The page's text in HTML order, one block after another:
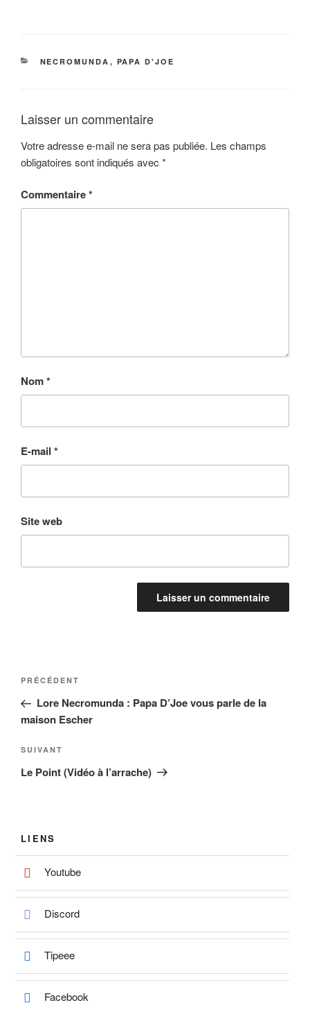
CATÉGORIES
NECROMUNDA , PAPA D'JOE
Laisser un commentaire
Votre adresse e-mail ne sera pas publiée. Les champs
obligatoires sont indiqués avec *
Commentaire*
Nom*
E-mail *
Site web
Navigation
l’article
Article
précédent
PRÉCÉDENT
Lore Necromunda : Papa D’Joe vous parle de la
maison Escher
Article
suivant
SUIVANT
Le Point (Vidéo à l’arrache)
LIENS
Youtube
Discord
Tipeee
Facebook